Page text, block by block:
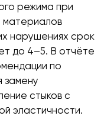
режима при
материалов
нарушениях срок
до 4–5. В отчёте
по
замену
стыков с
эластичности.